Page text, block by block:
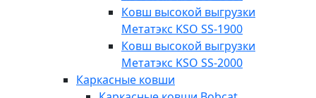
Ковш высокой выгрузки
Метатэкс KSO SS-1900
Ковш высокой выгрузки
Метатэкс KSO SS-2000
Каркасные ковши